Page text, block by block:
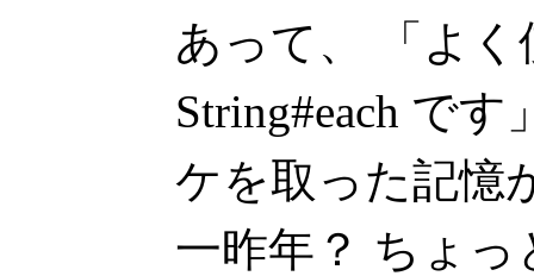
あって、 「よ
String#each で
ケを取った記憶
一昨年？ ちょ